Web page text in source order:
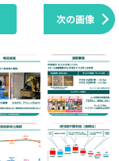
次の画像